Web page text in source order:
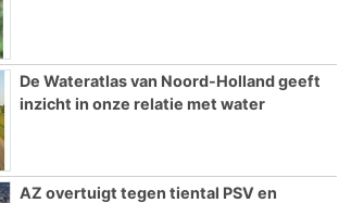
De Wateratlas van Noord-Holland geeft
inzicht in onze relatie met water
AZ overtuigt tegen tiental PSV en